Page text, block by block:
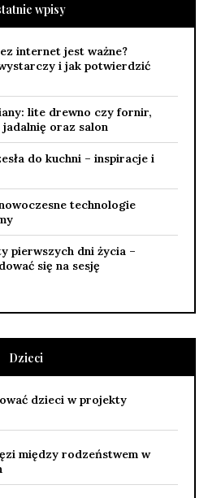
wpisy
internet jest ważne?
i jak potwierdzić
lite drewno czy fornir,
oraz salon
do kuchni – inspiracje i
technologie
pierwszych dni życia –
się na sesję
Dzieci
dzieci w projekty
między rodzeństwem w